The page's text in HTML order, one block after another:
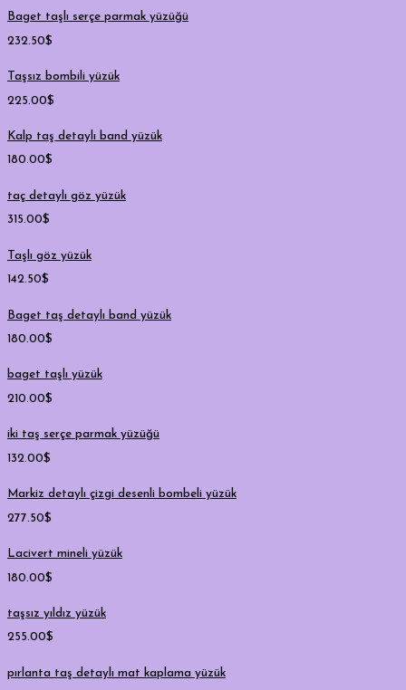
Baget taşlı serçe parmak yüzüğü
232.50$
Taşsız bombili yüzük
225.00$
Kalp taş detaylı band yüzük
180.00$
taç detaylı göz yüzük
315.00$
Taşlı göz yüzük
142.50$
Baget taş detaylı band yüzük
180.00$
baget taşlı yüzük
210.00$
iki taş serçe parmak yüzüğü
132.00$
Markiz detaylı çizgi desenli bombeli yüzük
277.50$
Lacivert mineli yüzük
180.00$
taşsız yıldız yüzük
255.00$
pırlanta taş detaylı mat kaplama yüzük